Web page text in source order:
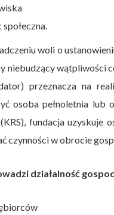
woli o
niebudzący wątpliwości
przeznacza na
osoba pełnoletnia
fundacja uzyskuje
czynności w obrocie
działalność